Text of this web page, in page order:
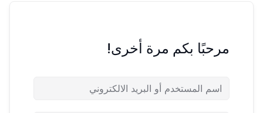
مرحبًا بكم مرة أخرى!